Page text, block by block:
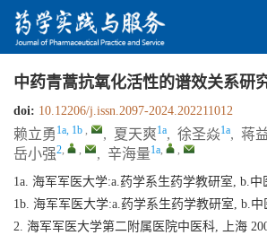
中药青蒿抗氧化活性的谱效关系研
doi: 10.12206/j.issn.2097-2024.202211012
赖立勇 1a, 1b , , 夏天爽1a, 徐圣焱1a, 蒋
岳小强2, , , 辛海量1a, ,
1a. 海军军医大学:a.药学系生药学教研室, b.中
1b. 海军军医大学:a.药学系生药学教研室, b.中
2. 海军军医大学第二附属医院中医科, 上海